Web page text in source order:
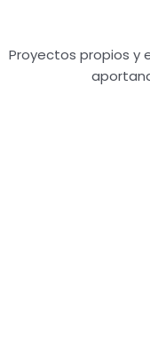
Proyectos propios y